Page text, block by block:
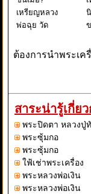
เหรียญหลวง
พ่อฉุย วัด
แรก ปี 2465
ฉุย สุขภิกขุ
วัดคงคาราม
จ.เพชรบุรี
"หลวงพ
ต้องการนำพระเค
สาระน่ารู้เกี่ย
พระปิดตา หลวงปู่
พระซุ้มกอ
พระซุ้มกอ
ใฟ้เช่าพระเครื่อง
พระหลวงพ่อเงิน
พระหลวงพ่อเงิน